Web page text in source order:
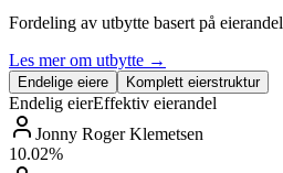
Fordeling av utbytte basert på eierandel
Les mer om utbytte →
Endelige eiere Komplett eierstruktur
Endelig eierEffektiv eierandel
Jonny Roger Klemetsen
10.02%